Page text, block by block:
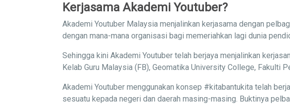
Kerjasama Akademi Youtuber?
Akademi Youtuber Malaysia menjalinkan kerjasama dengan
dengan mana-mana organisasi bagi memeriahkan lagi dunia
Sehingga kini Akademi Youtuber telah berjaya menjalinkan
Kelab Guru Malaysia (FB), Geomatika University College, Fakulti
Akademi Youtuber menggunakan konsep #kitabantukita telah
sesuatu kepada negeri dan daerah masing-masing. Buktinya